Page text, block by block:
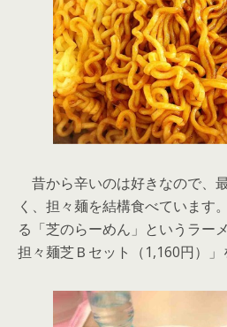
昔から辛いのは好きなので、
く、担々麺を結構食べています
る「芝のらーめん」というラー
担々麺芝Ｂセット（1,160円）」